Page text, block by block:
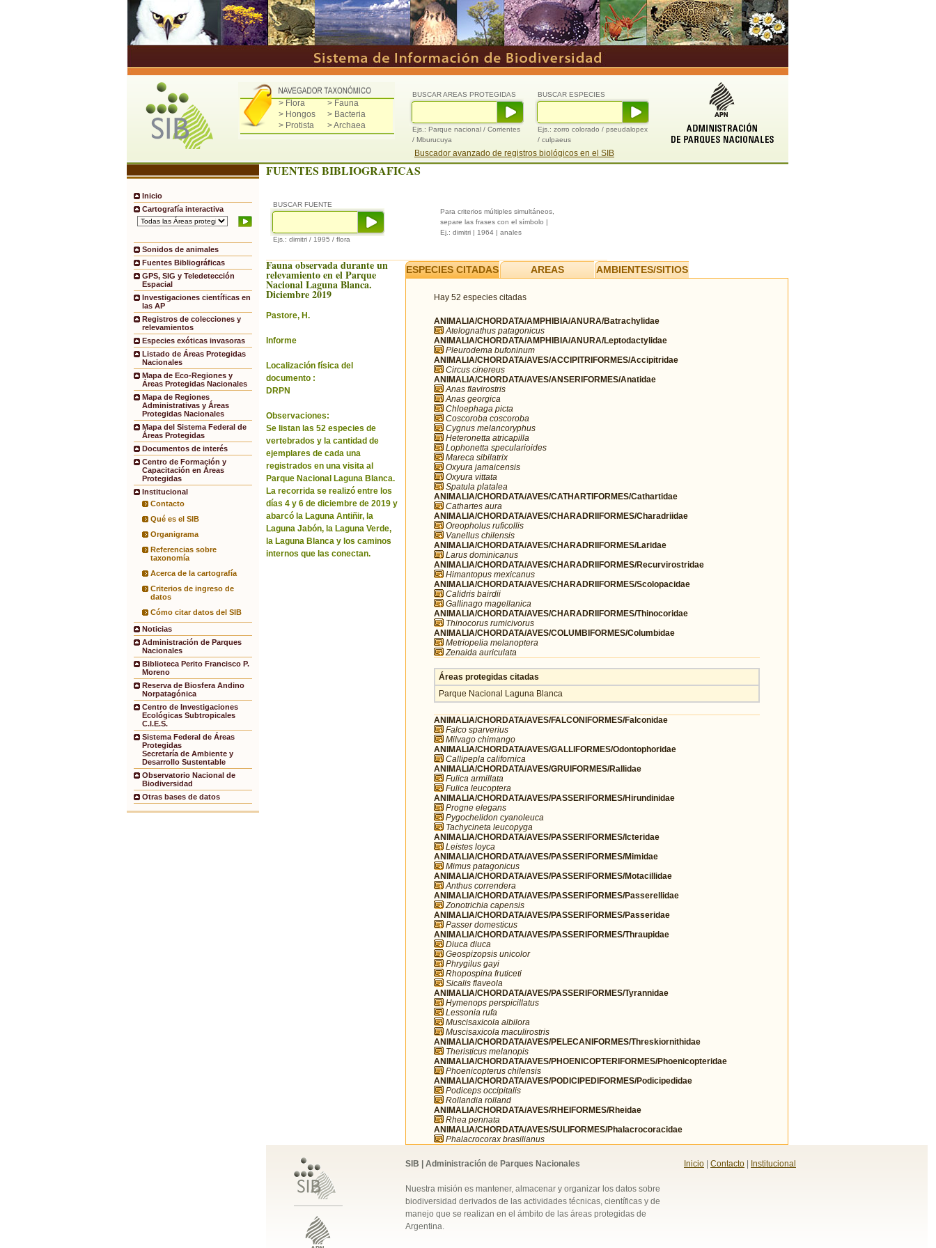
> Flora
> Fauna
> Hongos
> Bacteria
> Protista
> Archaea
BUSCAR ESPECIES
Ejs.: zorro colorado / pseudalopex
/ culpaeus
BUSCAR AREAS PROTEGIDAS
Ejs.: Parque nacional / Corrientes
/ Mburucuya
Buscador avanzado de registros biológicos en el SIB
Inicio
Cartografía interactiva
Sonidos de animales
Fuentes Bibliográficas
GPS, SIG y Teledetección
Espacial
Investigaciones científicas en
las AP
Registros de colecciones y
relevamientos
Especies exóticas invasoras
Listado de Áreas Protegidas
Nacionales
Mapa de Eco-Regiones y
Áreas Protegidas Nacionales
Mapa de Regiones
Administrativas y Áreas
Protegidas Nacionales
Mapa del Sistema Federal de
Áreas Protegidas
Documentos de interés
Centro de Formación y
Capacitación en Áreas
Protegidas
Institucional
Contacto
Qué es el SIB
Organigrama
Referencias sobre
taxonomía
Acerca de la cartografía
Criterios de ingreso de
datos
Cómo citar datos del SIB
Noticias
Administración de Parques
Nacionales
Biblioteca Perito Francisco P.
Moreno
Reserva de Biosfera Andino
Norpatagónica
Centro de Investigaciones
Ecológicas Subtropicales
C.I.E.S.
Sistema Federal de Áreas
Protegidas
Secretaría de Ambiente y
Desarrollo Sustentable
Observatorio Nacional de
Biodiversidad
Otras bases de datos
FUENTES BIBLIOGRAFICAS
BUSCAR FUENTE
Ejs.: dimitri / 1995 / flora
Para criterios múltiples simultáneos,
separe las frases con el símbolo |
Ej.: dimitri | 1964 | anales
Fauna observada durante un
relevamiento en el Parque
Nacional Laguna Blanca.
Diciembre 2019
Pastore, H.
Informe
Localización física del
documento :
DRPN
Observaciones:
Se listan las 52 especies de
vertebrados y la cantidad de
ejemplares de cada una
registrados en una visita al
Parque Nacional Laguna Blanca.
La recorrida se realizó entre los
días 4 y 6 de diciembre de 2019 y
abarcó la Laguna Antiñir, la
Laguna Jabón, la Laguna Verde,
la Laguna Blanca y los caminos
internos que las conectan.
ESPECIES CITADAS AREAS AMBIENTES/SITIOS
Hay 52 especies citadas
ANIMALIA/CHORDATA/AMPHIBIA/ANURA/Batrachylidae
Atelognathus patagonicus
ANIMALIA/CHORDATA/AMPHIBIA/ANURA/Leptodactylidae
Pleurodema bufoninum
ANIMALIA/CHORDATA/AVES/ACCIPITRIFORMES/Accipitridae
Circus cinereus
ANIMALIA/CHORDATA/AVES/ANSERIFORMES/Anatidae
Anas flavirostris
Anas georgica
Chloephaga picta
Coscoroba coscoroba
Cygnus melancoryphus
Heteronetta atricapilla
Lophonetta specularioides
Mareca sibilatrix
Oxyura jamaicensis
Oxyura vittata
Spatula platalea
ANIMALIA/CHORDATA/AVES/CATHARTIFORMES/Cathartidae
Cathartes aura
ANIMALIA/CHORDATA/AVES/CHARADRIIFORMES/Charadriidae
Oreopholus ruficollis
Vanellus chilensis
ANIMALIA/CHORDATA/AVES/CHARADRIIFORMES/Laridae
Larus dominicanus
ANIMALIA/CHORDATA/AVES/CHARADRIIFORMES/Recurvirostridae
Himantopus mexicanus
ANIMALIA/CHORDATA/AVES/CHARADRIIFORMES/Scolopacidae
Calidris bairdii
Gallinago magellanica
ANIMALIA/CHORDATA/AVES/CHARADRIIFORMES/Thinocoridae
Thinocorus rumicivorus
ANIMALIA/CHORDATA/AVES/COLUMBIFORMES/Columbidae
Metriopelia melanoptera
Zenaida auriculata
Áreas protegidas citadas
Parque Nacional Laguna Blanca
ANIMALIA/CHORDATA/AVES/FALCONIFORMES/Falconidae
Falco sparverius
Milvago chimango
ANIMALIA/CHORDATA/AVES/GALLIFORMES/Odontophoridae
Callipepla californica
ANIMALIA/CHORDATA/AVES/GRUIFORMES/Rallidae
Fulica armillata
Fulica leucoptera
ANIMALIA/CHORDATA/AVES/PASSERIFORMES/Hirundinidae
Progne elegans
Pygochelidon cyanoleuca
Tachycineta leucopyga
ANIMALIA/CHORDATA/AVES/PASSERIFORMES/Icteridae
Leistes loyca
ANIMALIA/CHORDATA/AVES/PASSERIFORMES/Mimidae
Mimus patagonicus
ANIMALIA/CHORDATA/AVES/PASSERIFORMES/Motacillidae
Anthus correndera
ANIMALIA/CHORDATA/AVES/PASSERIFORMES/Passerellidae
Zonotrichia capensis
ANIMALIA/CHORDATA/AVES/PASSERIFORMES/Passeridae
Passer domesticus
ANIMALIA/CHORDATA/AVES/PASSERIFORMES/Thraupidae
Diuca diuca
Geospizopsis unicolor
Phrygilus gayi
Rhopospina fruticeti
Sicalis flaveola
ANIMALIA/CHORDATA/AVES/PASSERIFORMES/Tyrannidae
Hymenops perspicillatus
Lessonia rufa
Muscisaxicola albilora
Muscisaxicola maculirostris
ANIMALIA/CHORDATA/AVES/PELECANIFORMES/Threskiornithidae
Theristicus melanopis
ANIMALIA/CHORDATA/AVES/PHOENICOPTERIFORMES/Phoenicopteridae
Phoenicopterus chilensis
ANIMALIA/CHORDATA/AVES/PODICIPEDIFORMES/Podicipedidae
Podiceps occipitalis
Rollandia rolland
ANIMALIA/CHORDATA/AVES/RHEIFORMES/Rheidae
Rhea pennata
ANIMALIA/CHORDATA/AVES/SULIFORMES/Phalacrocoracidae
Phalacrocorax brasilianus
SIB | Administración de Parques Nacionales
Nuestra misión es mantener, almacenar y organizar los datos sobre
biodiversidad derivados de las actividades técnicas, científicas y de
manejo que se realizan en el ámbito de las áreas protegidas de
Argentina.
Inicio | Contacto | Institucional